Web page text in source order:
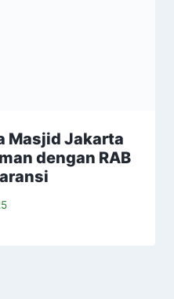
Masjid Jakarta
dengan RAB